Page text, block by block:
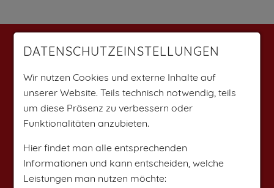
Weitere Angebote findest du auf:
DATENSCHUTZEINSTELLUNGEN
Wir nutzen Cookies und externe Inhalte auf
unserer Website. Teils technisch notwendig, teils
um diese Präsenz zu verbessern oder
Funktionalitäten anzubieten.
Hier findet man alle entsprechenden
Informationen und kann entscheiden, welche
Leistungen man nutzen möchte: